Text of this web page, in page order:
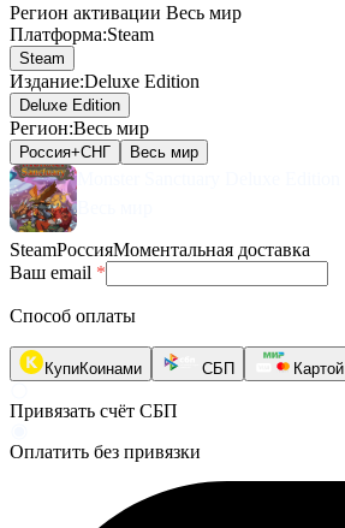
Регион активации Весь мир
Платформа:Steam
Steam
Издание:Deluxe Edition
Deluxe Edition
Регион:Весь мир
Россия+СНГ Весь мир
SteamРоссияМоментальная доставка
Ваш email *
Способ оплаты
КупиКоинами СБП Картой
Привязать счёт СБП
Оплатить без привязки